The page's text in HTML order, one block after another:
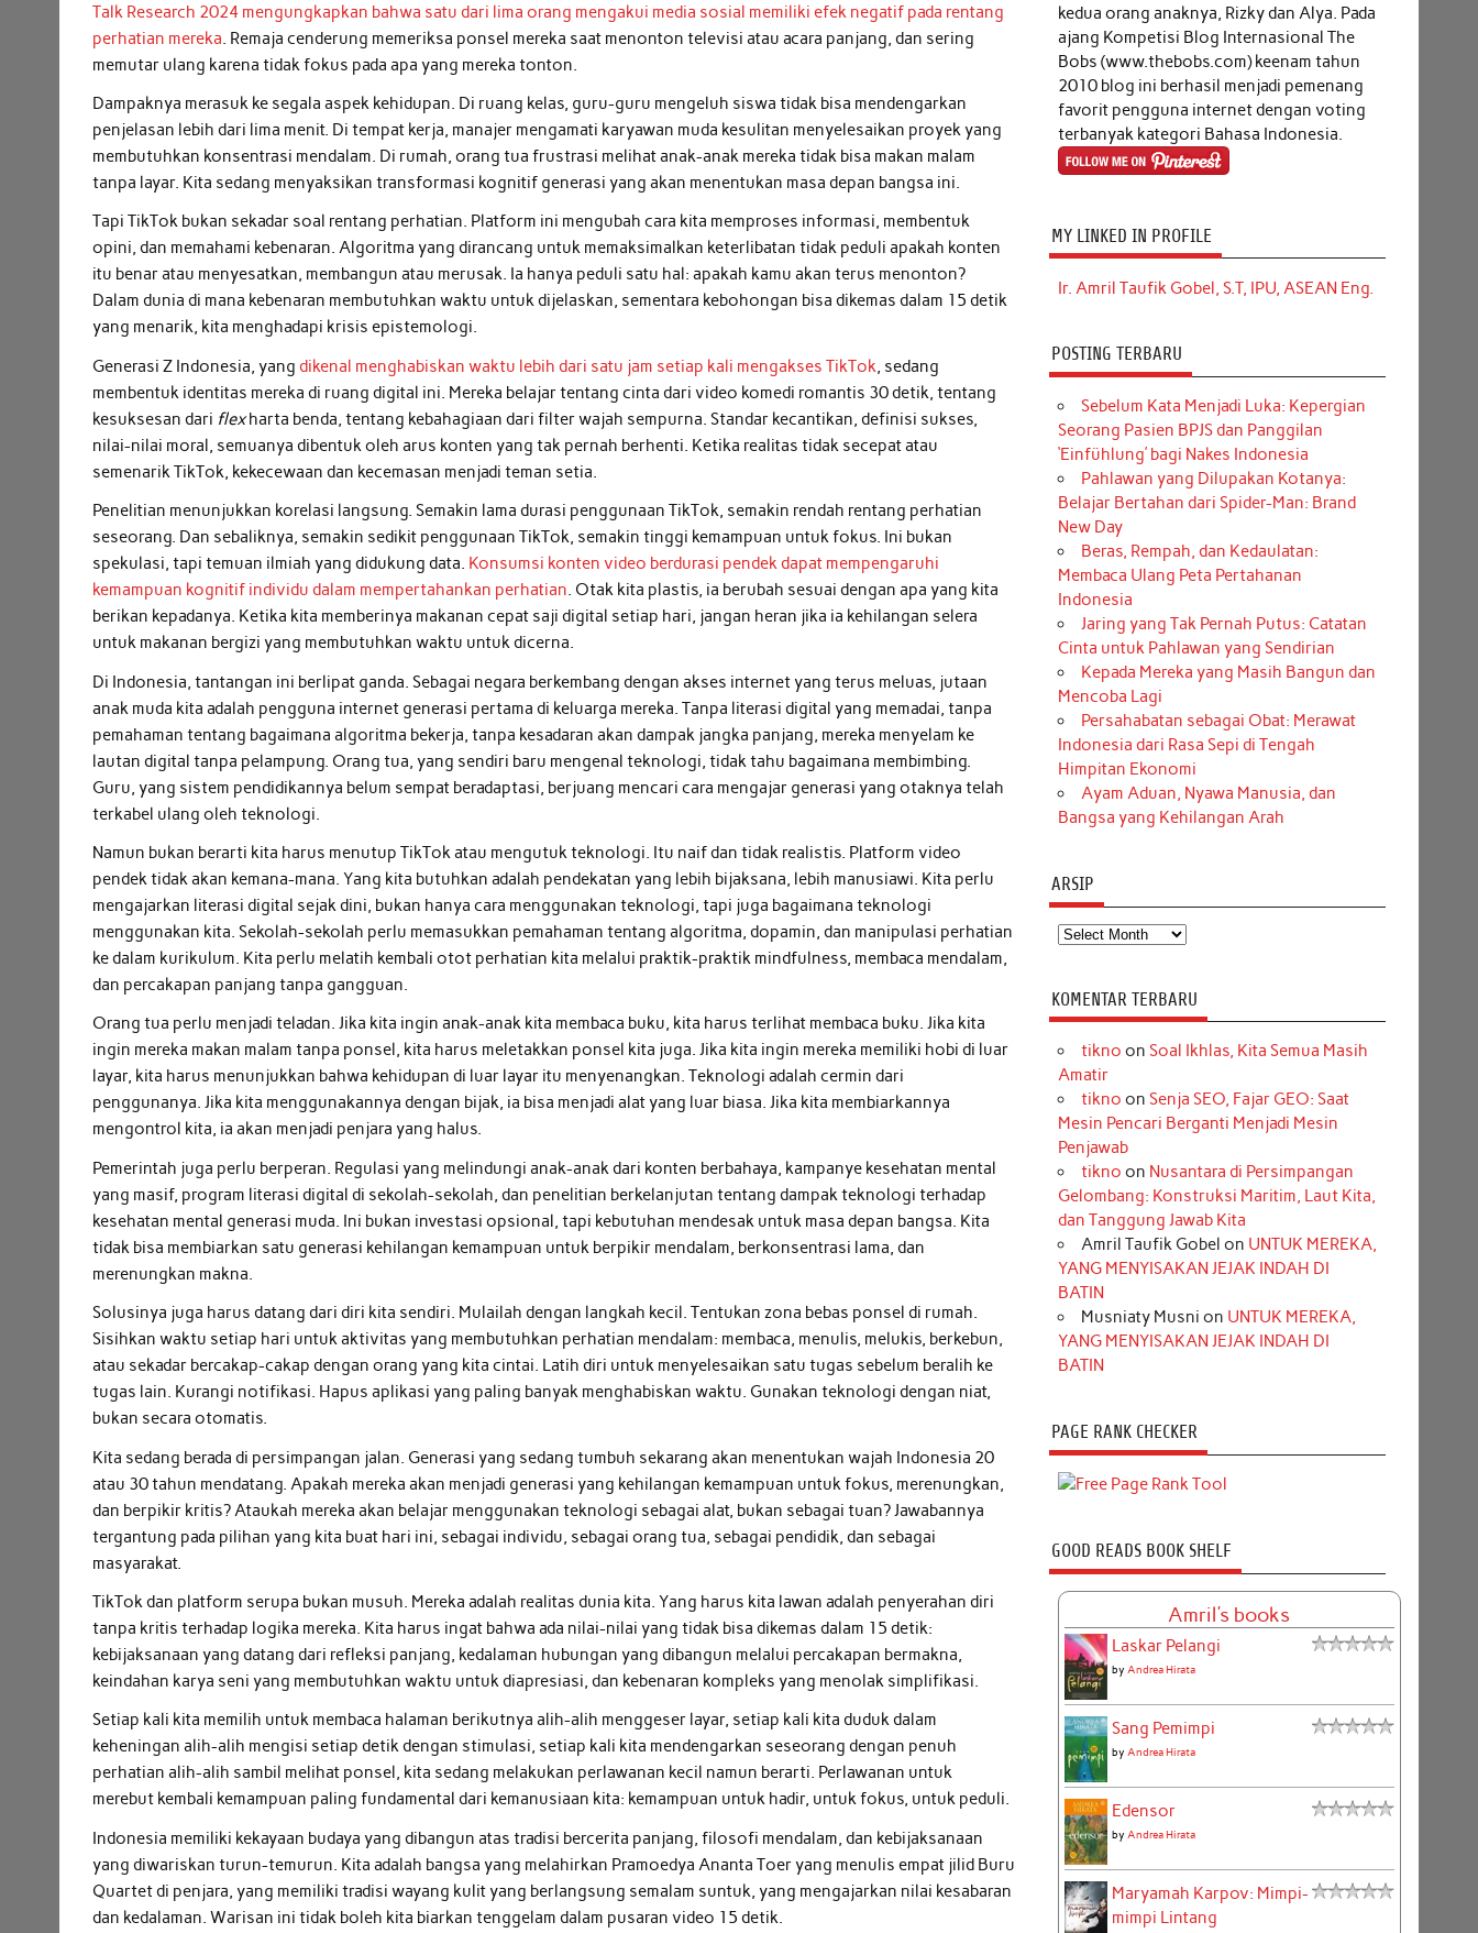
Talk Research 2024 mengungkapkan bahwa satu dari lima orang mengakui media sosial memiliki efek negatif pada rentang
perhatian mereka. Remaja cenderung memeriksa ponsel mereka saat menonton televisi atau acara panjang, dan sering
memutar ulang karena tidak fokus pada apa yang mereka tonton.
Dampaknya merasuk ke segala aspek kehidupan. Di ruang kelas, guru-guru mengeluh siswa tidak bisa mendengarkan
penjelasan lebih dari lima menit. Di tempat kerja, manajer mengamati karyawan muda kesulitan menyelesaikan proyek yang
membutuhkan konsentrasi mendalam. Di rumah, orang tua frustrasi melihat anak-anak mereka tidak bisa makan malam
tanpa layar. Kita sedang menyaksikan transformasi kognitif generasi yang akan menentukan masa depan bangsa ini.
Tapi TikTok bukan sekadar soal rentang perhatian. Platform ini mengubah cara kita memproses informasi, membentuk
opini, dan memahami kebenaran. Algoritma yang dirancang untuk memaksimalkan keterlibatan tidak peduli apakah konten
itu benar atau menyesatkan, membangun atau merusak. Ia hanya peduli satu hal: apakah kamu akan terus menonton?
Dalam dunia di mana kebenaran membutuhkan waktu untuk dijelaskan, sementara kebohongan bisa dikemas dalam 15 detik
yang menarik, kita menghadapi krisis epistemologi.
Generasi Z Indonesia, yangdikenal menghabiskan waktu lebih dari satu jam setiap kali mengakses TikTok, sedang
membentuk identitas mereka di ruang digital ini. Mereka belajar tentang cinta dari video komedi romantis 30 detik, tentang
kesuksesan dari flexharta benda, tentang kebahagiaan dari filter wajah sempurna. Standar kecantikan, definisi sukses,
nilai-nilai moral, semuanya dibentuk oleh arus konten yang tak pernah berhenti. Ketika realitas tidak secepat atau
semenarik TikTok, kekecewaan dan kecemasan menjadi teman setia.
Penelitian menunjukkan korelasi langsung. Semakin lama durasi penggunaan TikTok, semakin rendah rentang perhatian
seseorang. Dan sebaliknya, semakin sedikit penggunaan TikTok, semakin tinggi kemampuan untuk fokus. Ini bukan
spekulasi, tapi temuan ilmiah yang didukung data. Konsumsi konten video berdurasi pendek dapat mempengaruhi
kemampuan kognitif individu dalam mempertahankan perhatian. Otak kita plastis, ia berubah sesuai dengan apa yang kita
berikan kepadanya. Ketika kita memberinya makanan cepat saji digital setiap hari, jangan heran jika ia kehilangan selera
untuk makanan bergizi yang membutuhkan waktu untuk dicerna.
Di Indonesia, tantangan ini berlipat ganda. Sebagai negara berkembang dengan akses internet yang terus meluas, jutaan
anak muda kita adalah pengguna internet generasi pertama di keluarga mereka. Tanpa literasi digital yang memadai, tanpa
pemahaman tentang bagaimana algoritma bekerja, tanpa kesadaran akan dampak jangka panjang, mereka menyelam ke
lautan digital tanpa pelampung. Orang tua, yang sendiri baru mengenal teknologi, tidak tahu bagaimana membimbing.
Guru, yang sistem pendidikannya belum sempat beradaptasi, berjuang mencari cara mengajar generasi yang otaknya telah
terkabel ulang oleh teknologi.
Namun bukan berarti kita harus menutup TikTok atau mengutuk teknologi. Itu naif dan tidak realistis. Platform video
pendek tidak akan kemana-mana. Yang kita butuhkan adalah pendekatan yang lebih bijaksana, lebih manusiawi. Kita perlu
mengajarkan literasi digital sejak dini, bukan hanya cara menggunakan teknologi, tapi juga bagaimana teknologi
menggunakan kita. Sekolah-sekolah perlu memasukkan pemahaman tentang algoritma, dopamin, dan manipulasi perhatian
ke dalam kurikulum. Kita perlu melatih kembali otot perhatian kita melalui praktik-praktik mindfulness, membaca mendalam,
dan percakapan panjang tanpa gangguan.
Orang tua perlu menjadi teladan. Jika kita ingin anak-anak kita membaca buku, kita harus terlihat membaca buku. Jika kita
ingin mereka makan malam tanpa ponsel, kita harus meletakkan ponsel kita juga. Jika kita ingin mereka memiliki hobi di luar
layar, kita harus menunjukkan bahwa kehidupan di luar layar itu menyenangkan. Teknologi adalah cermin dari
penggunanya. Jika kita menggunakannya dengan bijak, ia bisa menjadi alat yang luar biasa. Jika kita membiarkannya
mengontrol kita, ia akan menjadi penjara yang halus.
Pemerintah juga perlu berperan. Regulasi yang melindungi anak-anak dari konten berbahaya, kampanye kesehatan mental
yang masif, program literasi digital di sekolah-sekolah, dan penelitian berkelanjutan tentang dampak teknologi terhadap
kesehatan mental generasi muda. Ini bukan investasi opsional, tapi kebutuhan mendesak untuk masa depan bangsa. Kita
tidak bisa membiarkan satu generasi kehilangan kemampuan untuk berpikir mendalam, berkonsentrasi lama, dan
merenungkan makna.
Solusinya juga harus datang dari diri kita sendiri. Mulailah dengan langkah kecil. Tentukan zona bebas ponsel di rumah.
Sisihkan waktu setiap hari untuk aktivitas yang membutuhkan perhatian mendalam: membaca, menulis, melukis, berkebun,
atau sekadar bercakap-cakap dengan orang yang kita cintai. Latih diri untuk menyelesaikan satu tugas sebelum beralih ke
tugas lain. Kurangi notifikasi. Hapus aplikasi yang paling banyak menghabiskan waktu. Gunakan teknologi dengan niat,
bukan secara otomatis.
Kita sedang berada di persimpangan jalan. Generasi yang sedang tumbuh sekarang akan menentukan wajah Indonesia 20
atau 30 tahun mendatang. Apakah mereka akan menjadi generasi yang kehilangan kemampuan untuk fokus, merenungkan,
dan berpikir kritis? Ataukah mereka akan belajar menggunakan teknologi sebagai alat, bukan sebagai tuan? Jawabannya
tergantung pada pilihan yang kita buat hari ini, sebagai individu, sebagai orang tua, sebagai pendidik, dan sebagai
masyarakat.
TikTok dan platform serupa bukan musuh. Mereka adalah realitas dunia kita. Yang harus kita lawan adalah penyerahan diri
tanpa kritis terhadap logika mereka. Kita harus ingat bahwa ada nilai-nilai yang tidak bisa dikemas dalam 15 detik:
kebijaksanaan yang datang dari refleksi panjang, kedalaman hubungan yang dibangun melalui percakapan bermakna,
keindahan karya seni yang membutuhkan waktu untuk diapresiasi, dan kebenaran kompleks yang menolak simplifikasi.
Setiap kali kita memilih untuk membaca halaman berikutnya alih-alih menggeser layar, setiap kali kita duduk dalam
keheningan alih-alih mengisi setiap detik dengan stimulasi, setiap kali kita mendengarkan seseorang dengan penuh
perhatian alih-alih sambil melihat ponsel, kita sedang melakukan perlawanan kecil namun berarti. Perlawanan untuk
merebut kembali kemampuan paling fundamental dari kemanusiaan kita: kemampuan untuk hadir, untuk fokus, untuk peduli.
Indonesia memiliki kekayaan budaya yang dibangun atas tradisi bercerita panjang, filosofi mendalam, dan kebijaksanaan
yang diwariskan turun-temurun. Kita adalah bangsa yang melahirkan Pramoedya Ananta Toer yang menulis empat jilid Buru
Quartet di penjara, yang memiliki tradisi wayang kulit yang berlangsung semalam suntuk, yang mengajarkan nilai kesabaran
dan kedalaman. Warisan ini tidak boleh kita biarkan tenggelam dalam pusaran video 15 detik.
kedua orang anaknya, Rizky dan Alya. Pada
ajang Kompetisi Blog Internasional The
Bobs (www.thebobs.com) keenam tahun
2010 blog ini berhasil menjadi pemenang
favorit pengguna internet dengan voting
terbanyak kategori Bahasa Indonesia.
MY LINKED IN PROFILE
Ir. Amril Taufik Gobel, S.T, IPU, ASEAN Eng.
POSTING TERBARU
Sebelum Kata Menjadi Luka: Kepergian
Seorang Pasien BPJS dan Panggilan
‘Einfühlung’ bagi Nakes Indonesia
Pahlawan yang Dilupakan Kotanya:
Belajar Bertahan dari Spider-Man: Brand
New Day
Beras, Rempah, dan Kedaulatan:
Membaca Ulang Peta Pertahanan
Indonesia
Jaring yang Tak Pernah Putus: Catatan
Cinta untuk Pahlawan yang Sendirian
Kepada Mereka yang Masih Bangun dan
Mencoba Lagi
Persahabatan sebagai Obat: Merawat
Indonesia dari Rasa Sepi di Tengah
Himpitan Ekonomi
Ayam Aduan, Nyawa Manusia, dan
Bangsa yang Kehilangan Arah
ARSIP
Arsip
KOMENTAR TERBARU
tikno on Soal Ikhlas, Kita Semua Masih
Amatir
tikno on Senja SEO, Fajar GEO: Saat
Mesin Pencari Berganti Menjadi Mesin
Penjawab
tikno on Nusantara di Persimpangan
Gelombang: Konstruksi Maritim, Laut Kita,
dan Tanggung Jawab Kita
Amril Taufik Gobel on UNTUK MEREKA,
YANG MENYISAKAN JEJAK INDAH DI
BATIN
Musniaty Musni on UNTUK MEREKA,
YANG MENYISAKAN JEJAK INDAH DI
BATIN
PAGE RANK CHECKER
GOOD READS BOOK SHELF
Amril's books
Laskar Pelangi
by Andrea Hirata
Sang Pemimpi
by Andrea Hirata
Edensor
by Andrea Hirata
Maryamah Karpov: Mimpi-
mimpi Lintang